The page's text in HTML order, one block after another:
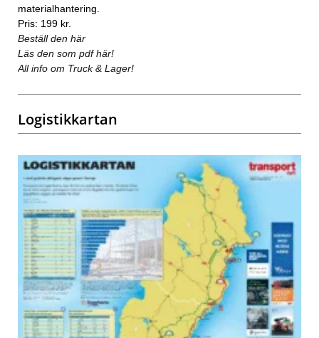
materialhantering.
Pris: 199 kr.
Beställ den här
Läs den som pdf här!
All info om Truck & Lager!
Logistikkartan